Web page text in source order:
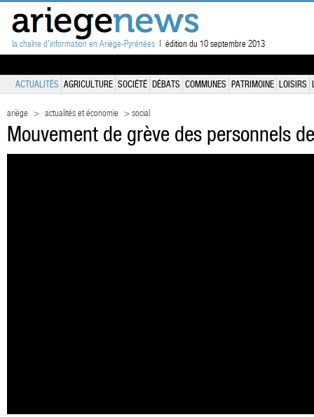
la chaîne d'information en Ariège-Pyrénées | édition du 10 septembre 2013
ACTUALITÉS AGRICULTURE SOCIÉTÉ DÉBATS COMMUNES PATRIMOINE LOISIRS
ariège > actualités et économie > social
Mouvement de grève des personnels